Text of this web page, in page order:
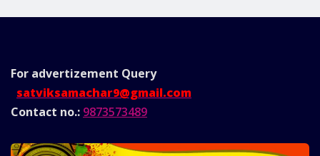
For advertizement Query
satviksamachar9@gmail.com
Contact no.: 9873573489